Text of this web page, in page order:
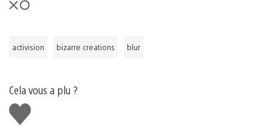
activision bizarre creations blur
Cela vous a plu ?
J'aime